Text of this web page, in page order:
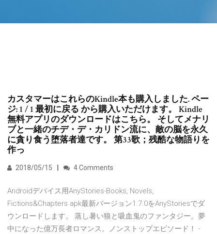
カスタマーはこれらのKindle本も購入しました. ペー
ジ: 1 / 1 最初に戻る から購入いただけます。 Kindle
無料アプリのダウンロードはこちら。 そしてメナリ
ブと一緒のチデ・デ・カリドン流に、敵の脳を永久
に貪り食う堕落者達です。 第33歌；残酷な物語りを
作っ
2018/05/15 4 Comments
Androidデバイス用AnyStories-Books, Novels,
Fictions&Chapters apk最新バージョン1.7.0をAnyStoriesでダ
ウンロードします。 蒸し暑い狼と吸血鬼のファンタジー。夢
中になった億万長者ロマンス。ノンストップエピソード！ -